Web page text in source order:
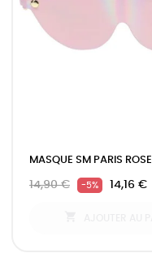
MASQUE SM PARIS ROSE
14,90 € -5% 14,16 €